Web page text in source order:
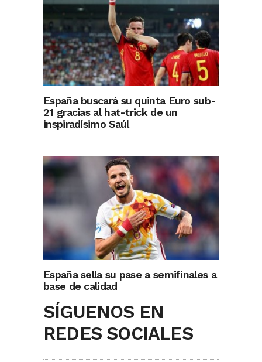
España buscará su quinta Euro sub-
21 gracias al hat-trick de un
inspiradísimo Saúl
España sella su pase a semifinales a
base de calidad
SÍGUENOS EN
REDES SOCIALES